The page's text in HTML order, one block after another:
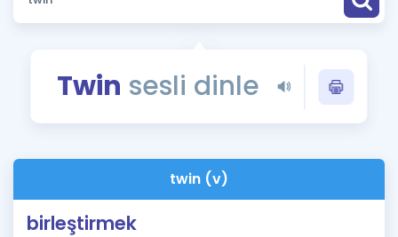
Sözlük
Blog
Twin sesli dinle
twin (v)
birleştirmek